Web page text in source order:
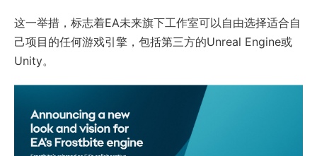
这一举措，标志着EA未来旗下工作室可以自由选择适合自
己项目的任何游戏引擎，包括第三方的Unreal Engine或
Unity。